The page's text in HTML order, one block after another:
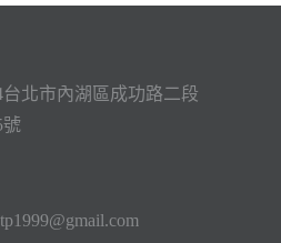
台北市內湖區成功路二段
號